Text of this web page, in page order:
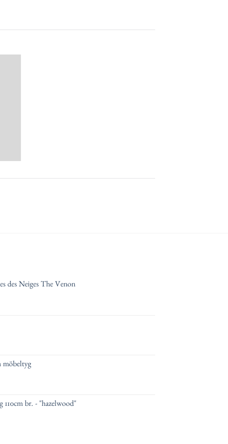
des Neiges The Venon
möbeltyg
br. - "hazelwood"